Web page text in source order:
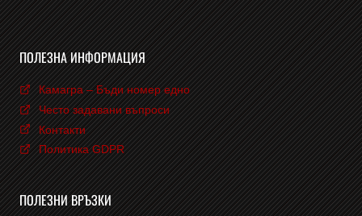
ПОЛЕЗНА ИНФОРМАЦИЯ
Камагра – Бъди номер едно
Често задавани въпроси
Контакти
Политика GDPR
ПОЛЕЗНИ ВРЪЗКИ